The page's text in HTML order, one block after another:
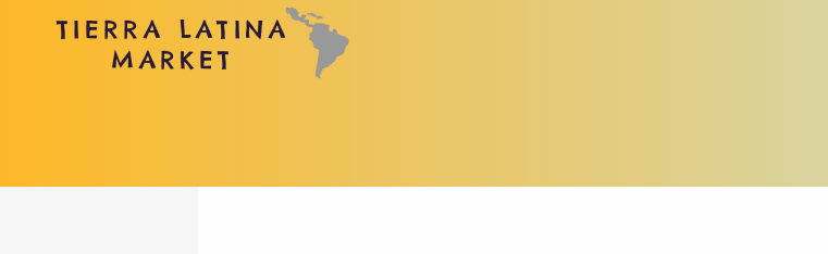
TIERRA LATINA
MARKET